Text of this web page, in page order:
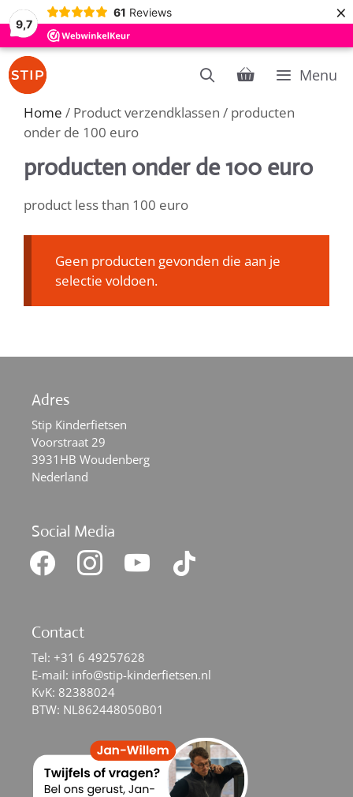
9,7
61 Reviews ×
Ga
naar
inhoud
Menu
Home / Product verzendklassen / producten
onder de 100 euro
producten onder de 100 euro
product less than 100 euro
Geen producten gevonden die aan je
selectie voldoen.
Adres
Stip Kinderfietsen
Voorstraat 29
3931HB Woudenberg
Nederland
Social Media
facebook instagram youtube tiktok
Contact
Tel: +31 6 49257628
E-mail: info@stip-kinderfietsen.nl
KvK: 82388024
BTW: NL862448050B01